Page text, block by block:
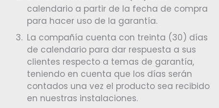
calendario a partir de la fecha de compra
para hacer uso de la garantía.
La compañía cuenta con treinta (30) días
de calendario para dar respuesta a sus
clientes respecto a temas de garantía,
teniendo en cuenta que los días serán
contados una vez el producto sea recibido
en nuestras instalaciones.